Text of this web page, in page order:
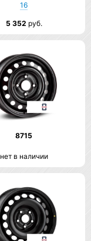
16
5 352 руб.
8715
нет в наличии